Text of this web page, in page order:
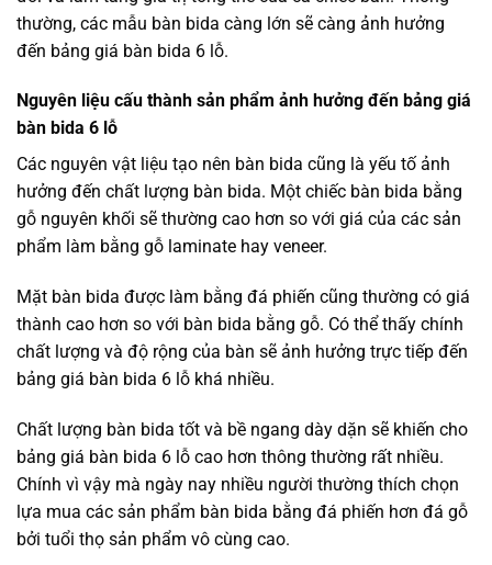
thường, các mẫu bàn bida càng lớn sẽ càng ảnh hưởng
đến bảng giá bàn bida 6 lỗ.
Nguyên liệu cấu thành sản phẩm ảnh hưởng đến bảng giá
bàn bida 6 lỗ
Các nguyên vật liệu tạo nên bàn bida cũng là yếu tố ảnh
hưởng đến chất lượng bàn bida. Một chiếc bàn bida bằng
gỗ nguyên khối sẽ thường cao hơn so với giá của các sản
phẩm làm bằng gỗ laminate hay veneer.
Mặt bàn bida được làm bằng đá phiến cũng thường có giá
thành cao hơn so với bàn bida bằng gỗ. Có thể thấy chính
chất lượng và độ rộng của bàn sẽ ảnh hưởng trực tiếp đến
bảng giá bàn bida 6 lỗ khá nhiều.
Chất lượng bàn bida tốt và bề ngang dày dặn sẽ khiến cho
bảng giá bàn bida 6 lỗ cao hơn thông thường rất nhiều.
Chính vì vậy mà ngày nay nhiều người thường thích chọn
lựa mua các sản phẩm bàn bida bằng đá phiến hơn đá gỗ
bởi tuổi thọ sản phẩm vô cùng cao.